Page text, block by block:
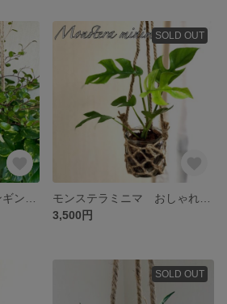
SOLD OUT
3,500円
SOLD OUT